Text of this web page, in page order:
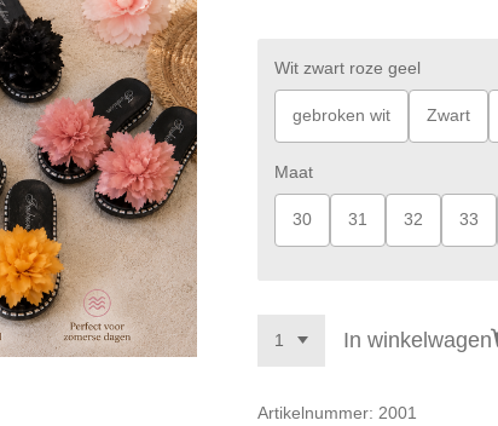
Wit zwart roze geel
gebroken wit Zwart
Maat
30 31 32 33
In winkelwagen
Artikelnummer: 2001